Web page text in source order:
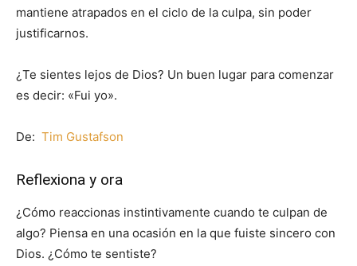
mantiene atrapados en el ciclo de la culpa, sin poder
justificarnos.
¿Te sientes lejos de Dios? Un buen lugar para comenzar
es decir: «Fui yo».
De: Tim Gustafson
Reflexiona y ora
¿Cómo reaccionas instintivamente cuando te culpan de
algo? Piensa en una ocasión en la que fuiste sincero con
Dios. ¿Cómo te sentiste?